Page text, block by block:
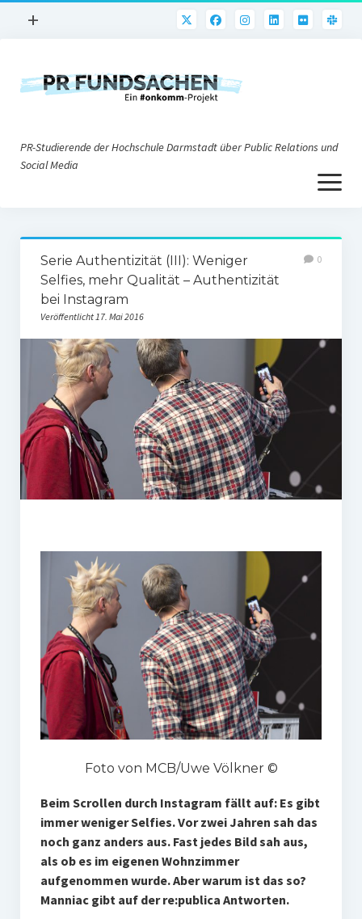
Menü
+
PR@h_da
Nonprofit-PR
Corporate Weblogs
Podcasting
Social Media
PR-Theorie
PR-Ethik
PR-Literatur
PR-Studien
Gesellschaft & Medien
Künstliche Intelligenz
Wasserknappheit in Deutschland
Klimaneutrales Tanken
Zukunft der Bildung
Vom Trend zur Tonne
PR-Studierende der Hochschule Darmstadt über Public Relations und
Social Media
Menü
öffnen
Über uns
Impressum
Datenschutz
Serie Authentizität (III): Weniger
Selfies, mehr Qualität – Authentizität
bei Instagram
Veröffentlicht 17. Mai 2016
0
Foto von MCB/Uwe Völkner ©
Beim Scrollen durch Instagram fällt auf: Es gibt
immer weniger Selfies. Vor zwei Jahren sah das
noch ganz anders aus. Fast jedes Bild sah aus,
als ob es im eigenen Wohnzimmer
aufgenommen wurde. Aber warum ist das so?
Manniac gibt auf der re:publica Antworten.